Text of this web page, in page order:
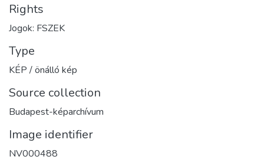
Rights
Jogok: FSZEK
Type
KÉP / önálló kép
Source collection
Budapest-képarchívum
Image identifier
NV000488